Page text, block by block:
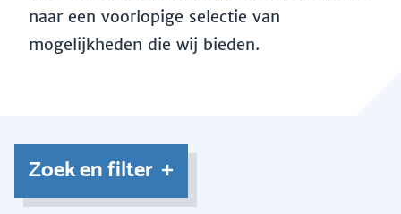
naar een voorlopige selectie van
mogelijkheden die wij bieden.
Zoek en filter